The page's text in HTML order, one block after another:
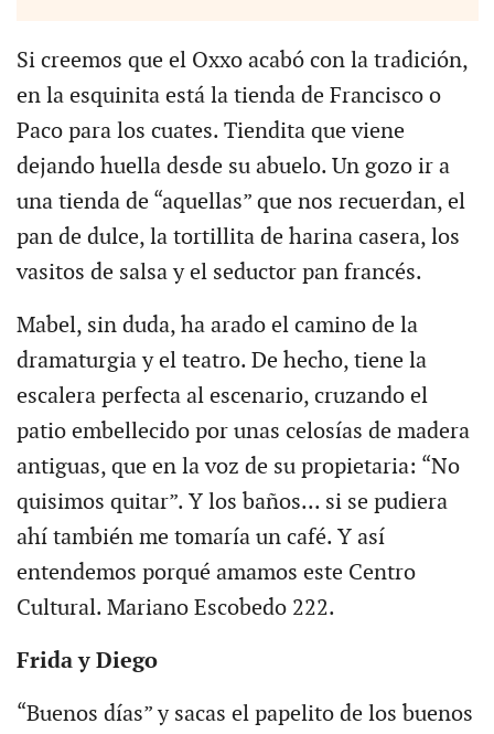
Si creemos que el Oxxo acabó con la tradición,
en la esquinita está la tienda de Francisco o
Paco para los cuates. Tiendita que viene
dejando huella desde su abuelo. Un gozo ir a
una tienda de “aquellas” que nos recuerdan, el
pan de dulce, la tortillita de harina casera, los
vasitos de salsa y el seductor pan francés.
Mabel, sin duda, ha arado el camino de la
dramaturgia y el teatro. De hecho, tiene la
escalera perfecta al escenario, cruzando el
patio embellecido por unas celosías de madera
antiguas, que en la voz de su propietaria: “No
quisimos quitar”. Y los baños... si se pudiera
ahí también me tomaría un café. Y así
entendemos porqué amamos este Centro
Cultural. Mariano Escobedo 222.
Frida y Diego
“Buenos días” y sacas el papelito de los buenos